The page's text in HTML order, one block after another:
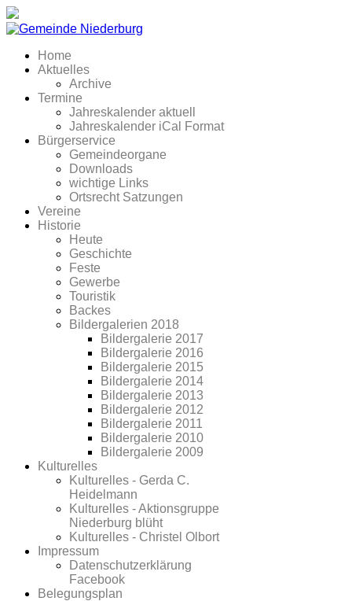
Home
Aktuelles
Archive
Termine
Jahreskalender aktuell
Jahreskalender iCal Format
Bürgerservice
Gemeindeorgane
Downloads
wichtige Links
Ortsrecht Satzungen
Vereine
Historie
Heute
Geschichte
Feste
Gewerbe
Touristik
Backes
Bildergalerien 2018
Bildergalerie 2017
Bildergalerie 2016
Bildergalerie 2015
Bildergalerie 2014
Bildergalerie 2013
Bildergalerie 2012
Bildergalerie 2011
Bildergalerie 2010
Bildergalerie 2009
Kulturelles
Kulturelles - Gerda C.
Heidelmann
Kulturelles - Aktionsgruppe
Niederburg blüht
Kulturelles - Christel Olbort
Impressum
Datenschutzerklärung
Facebook
Belegungsplan